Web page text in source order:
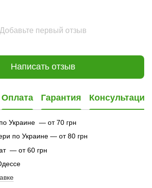
Добавьте первый отзыв
Написать отзыв
Оплата Гарантия Консультация
Украине — от 70 грн
по Украине — от 80 грн
— от 60 грн